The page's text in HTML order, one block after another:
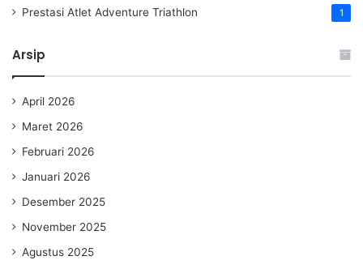
Prestasi Atlet Adventure Triathlon 1
Arsip
April 2026
Maret 2026
Februari 2026
Januari 2026
Desember 2025
November 2025
Agustus 2025